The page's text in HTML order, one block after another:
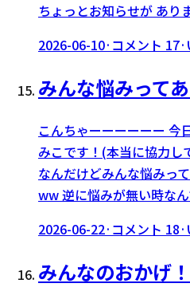
ちょっとお知らせが あり
2026-06-10· コメント 17·
みんな悩みって
こんちゃーーーーーー 今
みこです！(本当に協力し
なんだけどみんな悩みっ
ww 逆に悩みが無い時な
2026-06-22· コメント 18·
みんなのおかげ！